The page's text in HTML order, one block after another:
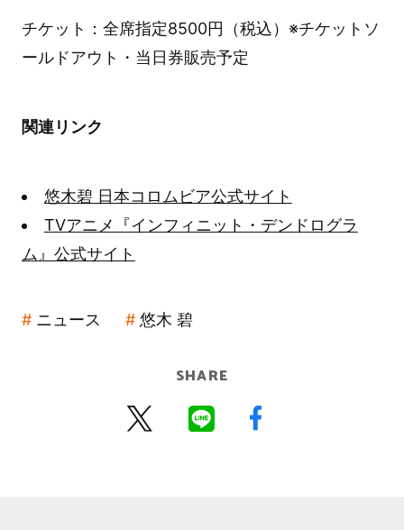
チケット：全席指定8500円（税込）※チケットソ
ールドアウト・当日券販売予定
関連リンク
悠木碧 日本コロムビア公式サイト
TVアニメ『インフィニット・デンドログラ
ム』公式サイト
ニュース 悠木 碧
SHARE